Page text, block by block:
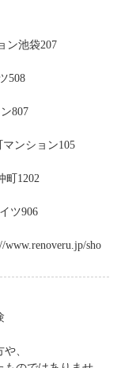
ン池袋207
508
807
ンション105
町1202
ツ906
sho
、